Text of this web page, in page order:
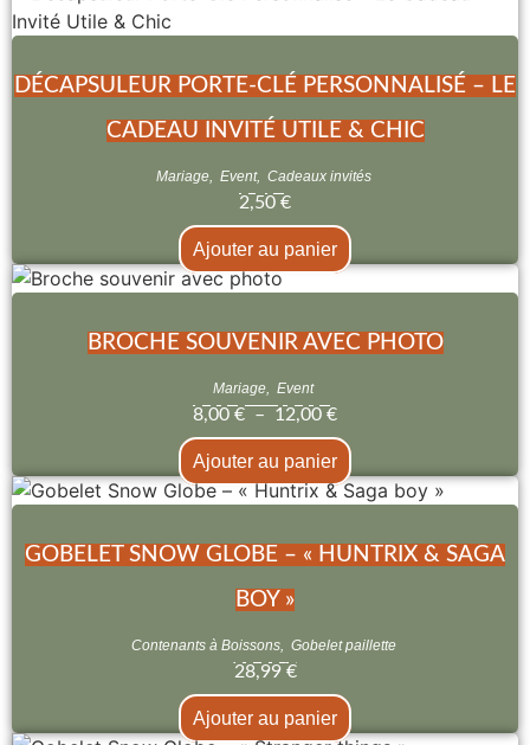
DÉCAPSULEUR PORTE-CLÉ PERSONNALISÉ – LE
CADEAU INVITÉ UTILE & CHIC
Mariage, Event, Cadeaux invités
2,50 €
Ajouter au panier
BROCHE SOUVENIR AVEC PHOTO
Mariage, Event
8,00 € – 12,00 €
Ajouter au panier
GOBELET SNOW GLOBE – « HUNTRIX & SAGA
BOY »
Contenants à Boissons, Gobelet paillette
28,99 €
Ajouter au panier